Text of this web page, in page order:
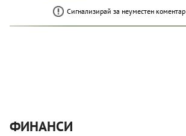
Сигнализирай за неуместен коментар
ФИНАНСИ